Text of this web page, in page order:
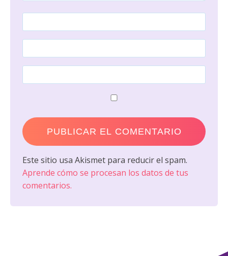
Este sitio usa Akismet para reducir el spam.
Aprende cómo se procesan los datos de tus
comentarios.